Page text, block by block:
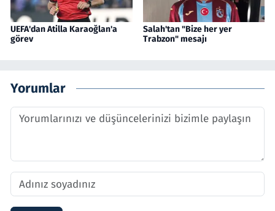
UEFA'dan Atilla Karaoğlan'a
görev
Salah'tan "Bize her yer
Trabzon" mesajı
Yorumlar